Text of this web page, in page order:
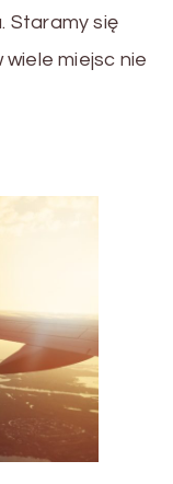
Staramy się
miejsc nie